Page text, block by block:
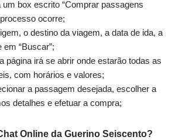
um box escrito “Comprar passagens
ocorre;
o destino da viagem, a data de ida, a
“Buscar”;
página irá se abrir onde estarão todas as
com horários e valores;
a passagem desejada, escolher a
detalhes e efetuar a compra;
Online da Guerino Seiscento?